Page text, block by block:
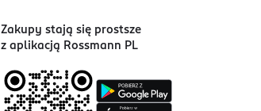
Zakupy stają się prostsze
z aplikacją Rossmann PL